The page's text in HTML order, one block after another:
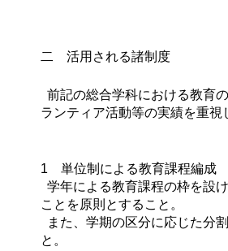
二 活用される諸制度
前記の総合学科における教育
ランティア活動等の実績を重視
1 単位制による教育課程編成
学年による教育課程の枠を設
ことを原則とすること。
また、学期の区分に応じた分
と。